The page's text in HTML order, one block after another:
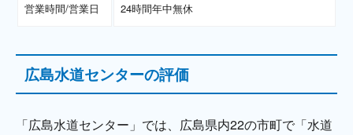
営業時間/営業日 24時間年中無休
広島水道センターの評価
「広島水道センター」では、広島県内22の市町で「水道